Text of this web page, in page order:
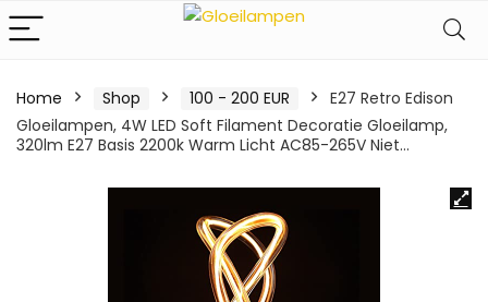
Home Shop 100 - 200 EUR
E27 Retro Edison
Gloeilampen, 4W LED Soft Filament Decoratie Gloeilamp,
320lm E27 Basis 2200k Warm Licht AC85-265V Niet…